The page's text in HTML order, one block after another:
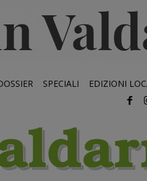
SPECIALI EDIZIONI